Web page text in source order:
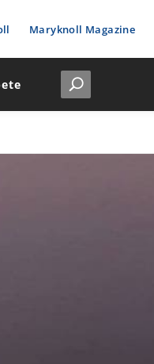
Maryknoll Magazine